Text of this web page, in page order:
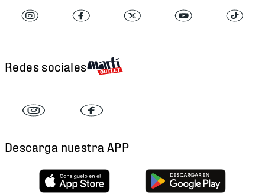
Redes sociales
Descarga nuestra APP